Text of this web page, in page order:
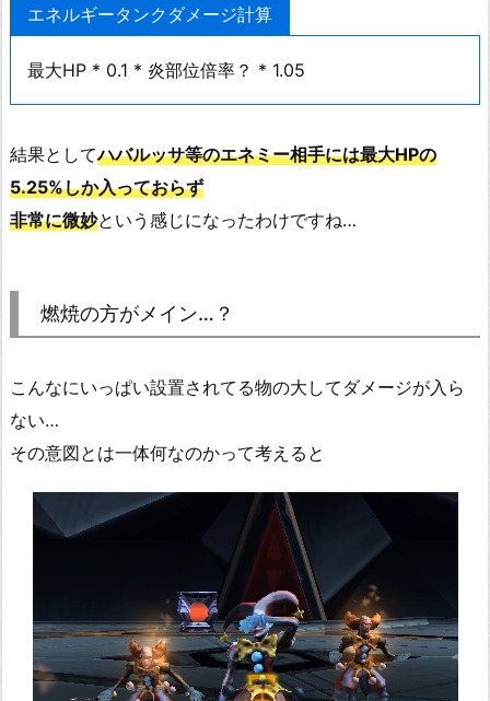
エネルギータンクダメージ計算
最大HP * 0.1 * 炎部位倍率？ * 1.05
結果としてハバルッサ等のエネミー相手には最大HPの
5.25%しか入っておらず
非常に微妙という感じになったわけですね…
燃焼の方がメイン…？
こんなにいっぱい設置されてる物の大してダメージが入ら
ない…
その意図とは一体何なのかって考えると